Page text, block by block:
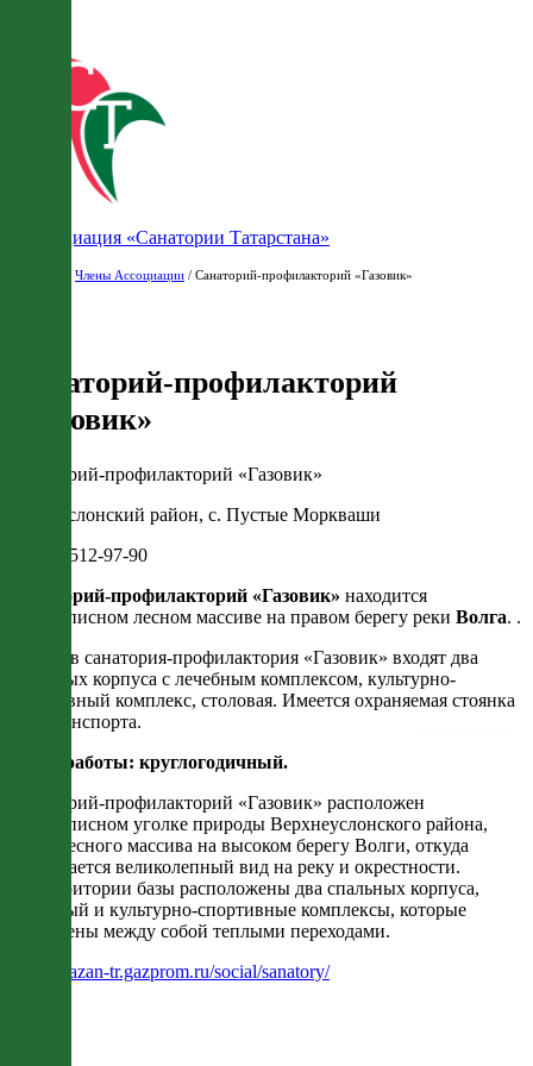
Ассоциация «Санатории Татарстана»
Члены Ассоциации / Санаторий-профилакторий «Газовик»
Санаторий-профилакторий
«Газовик»
Санаторий-профилакторий «Газовик»
РТ, В.Услонский район, с. Пустые Моркваши
8 (843) 512-97-90
Санаторий-профилакторий «Газовик» находится
в живописном лесном массиве на правом берегу реки Волга. .
В состав санатория-профилактория «Газовик» входят два
спальных корпуса с лечебным комплексом, культурно-
спортивный комплекс, столовая. Имеется охраняемая стоянка
автотранспорта.
Сезон работы: круглогодичный.
Санаторий-профилакторий «Газовик» расположен
в живописном уголке природы Верхнеуслонского района,
средь лесного массива на высоком берегу Волги, откуда
открывается великолепный вид на реку и окрестности.
На территории базы расположены два спальных корпуса,
лечебный и культурно-спортивные комплексы, которые
соединены между собой теплыми переходами.
https://kazan-tr.gazprom.ru/social/sanatory/